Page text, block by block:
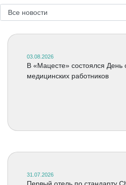
03.08.2026
В «Мацесте» состоялся День
медицинских работников
31.07.2026